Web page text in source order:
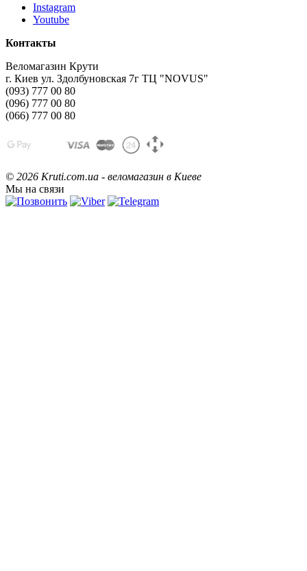
Instagram
Youtube
Контакты
Веломагазин Крути
г. Киев ул. Здолбуновская 7г ТЦ "NOVUS"
(093) 777 00 80
(096) 777 00 80
(066) 777 00 80
© 2026 Kruti.com.ua - веломагазин в Киеве
Мы на связи